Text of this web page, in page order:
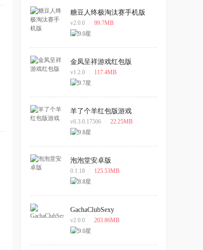
糖豆人终极淘汰赛手机版
v2.0.0 99.7MB
金凤呈祥游戏红包版
v1.2.0 117.4MB
羊了个羊红包版游戏
v6.3.0.17506 22.25MB
泡泡堂安卓版
0.1.18 125.53MB
GachaClubSexy
v2.0.0 203.86MB